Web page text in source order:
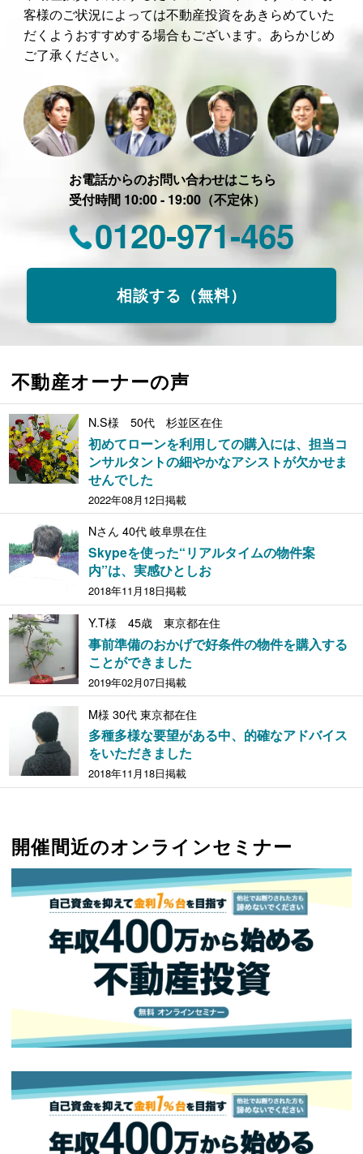
客様のご状況によっては不動産投資をあきらめていた
だくようおすすめする場合もございます。あらかじめ
ご了承ください。
お電話からのお問い合わせはこちら
受付時間 10:00 - 19:00（不定休）
0120-971-465
相談する（無料）
不動産オーナーの声
N.S様 50代 杉並区在住
初めてローンを利用しての購入には、担当コ
ンサルタントの細やかなアシストが欠かせま
せんでした
2022年08月12日掲載
Nさん 40代 岐阜県在住
Skypeを使った“リアルタイムの物件案
内”は、実感ひとしお
2018年11月18日掲載
Y.T様 45歳 東京都在住
事前準備のおかげで好条件の物件を購入する
ことができました
2019年02月07日掲載
M様 30代 東京都在住
多種多様な要望がある中、的確なアドバイス
をいただきました
2018年11月18日掲載
開催間近のオンラインセミナー